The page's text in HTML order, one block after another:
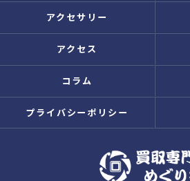
アクセサリー
アクセス
コラム
プライバシーポリシー